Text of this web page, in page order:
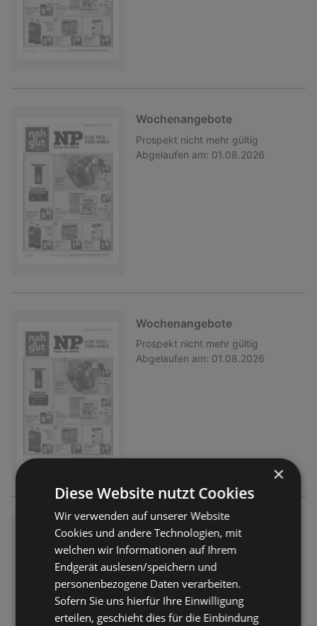
Wochenangebote
Prospekt nicht mehr gültig
Abgelaufen am: 01.08.2026
Wochenangebote
Prospekt nicht mehr gültig
Abgelaufen am: 01.08.2026
Wochenangebote
Prospekt nicht mehr gültig
Abgelaufen am: 01.08.2026
×
Diese Website nutzt Cookies
Wir verwenden auf unserer Website
Cookies und andere Technologien, mit
welchen wir Informationen auf Ihrem
Endgerät auslesen/speichern und
personenbezogene Daten verarbeiten.
Sofern Sie uns hierfür Ihre Einwilligung
erteilen, geschieht dies für die Einbindung